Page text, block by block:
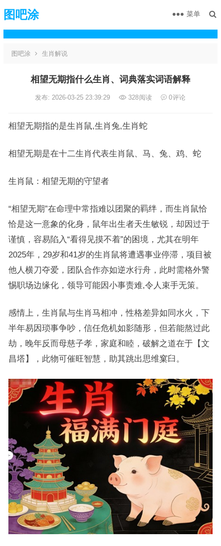
图吧涂 菜单
图吧涂 生肖解说
相望无期指什么生肖、词典落实词语解释
发布: 2026-03-25 23:39:29 328阅读 0评论
相望无期指的是生肖鼠,生肖兔,生肖蛇
相望无期是在十二生肖代表生肖鼠、马、兔、鸡、蛇
生肖鼠：相望无期的守望者
“相望无期”在命理中常指难以团聚的羁绊，而生肖鼠恰
恰是这一意象的化身，鼠年出生者天生敏锐，却因过于
谨慎，容易陷入“看得见摸不着”的困境，尤其在明年
2025年，29岁和41岁的生肖鼠将遭遇事业停滞，项目被
他人横刀夺爱，团队合作亦如逆水行舟，此时需格外警
惕职场边缘化，领导可能因小事责难,令人束手无策。
感情上，生肖鼠与生肖马相冲，性格差异如同水火，下
半年易因琐事争吵，信任危机如影随形，但若能熬过此
劫，晚年反而母慈子孝，家庭和睦，破解之道在于【文
昌塔】，此物可催旺智慧，助其跳出思维窠臼。